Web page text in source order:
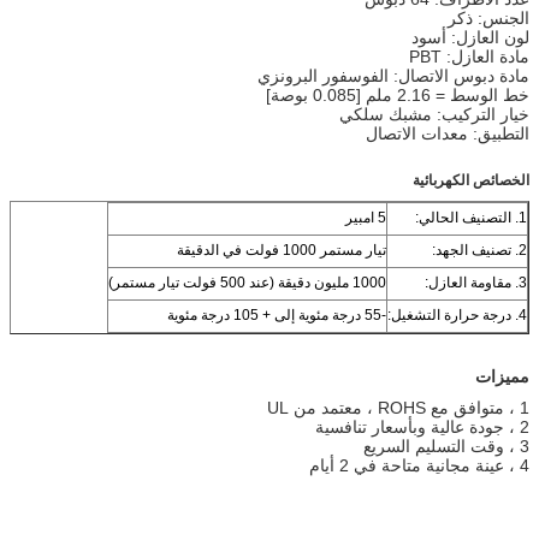
الجنس: ذكر
لون العازل: أسود
مادة العازل: PBT
مادة دبوس الاتصال: الفوسفور البرونزي
خط الوسط = 2.16 ملم [0.085 بوصة]
خيار التركيب: مشبك سلكي
التطبيق: معدات الاتصال
الخصائص الكهربائية
1. التصنيف الحالي:
5 امبير
2. تصنيف الجهد:
تيار مستمر 1000 فولت في الدقيقة
3. مقاومة العازل:
1000 مليون دقيقة (عند 500 فولت تيار مستمر)
4. درجة حرارة التشغيل:
-55 درجة مئوية إلى + 105 درجة مئوية
مميزات
1 ، متوافق مع ROHS ، معتمد من UL
2 ، جودة عالية وبأسعار تنافسية
3 ، وقت التسليم السريع
4 ، عينة مجانية متاحة في 2 أيام